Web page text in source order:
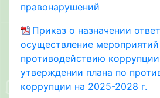
правонарушений
Приказ о назначении
осуществление
противодействию
утверждении плана по
коррупции на 2025-2028 г.